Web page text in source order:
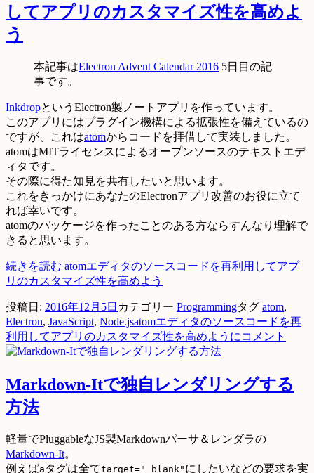
してアプリのカスタマイズ性を高めよ
う
本記事はElectron Advent Calendar 2016 5日目の記
事です。
InkdropというElectron製ノートアプリを作っています。
このアプリにはプラグイン機構による拡張性を備えているの
ですが、これはatomからコードを拝借して実装しました。
atomはMITライセンスによるオープンソースのテキストエデ
ィタです。
その際に得た知見を共有したいと思います。
これをきっかけにあなたのElectronアプリ改善のお役に立て
れば幸いです。
atomのパッケージを作ったことのある方ならすんなり理解で
きると思います。
続きを読む atomエディタのソースコードを再利用してアプ
リのカスタマイズ性を高めよう
投稿日: 2016年12月5日 カテゴリー Programmingタグ atom,
Electron, JavaScript, Node.jsatomエディタのソースコードを再
利用してアプリのカスタマイズ性を高めように コメント
Markdown-Itで独自レンダリングする
方法
軽量でPluggableなJS製Markdownパーサ＆レンダラの
Markdown-It。
例えばa タグは全てtarget="_blank" にしたいなどの要求を実